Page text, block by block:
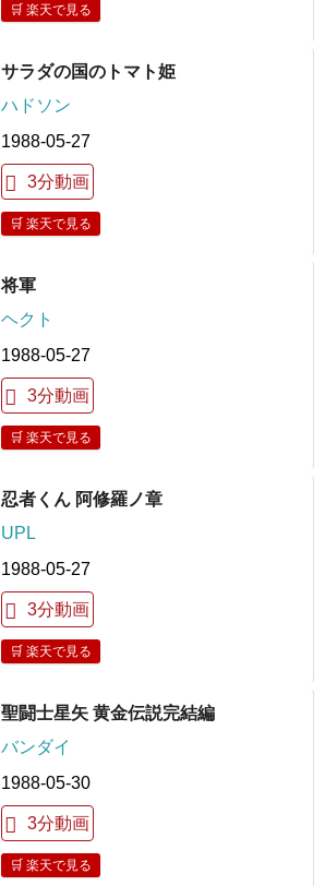
🛒 楽天で見る
サラダの国のトマト姫
ハドソン
1988-05-27
3分動画
🛒 楽天で見る
将軍
ヘクト
1988-05-27
3分動画
🛒 楽天で見る
忍者くん 阿修羅ノ章
UPL
1988-05-27
3分動画
🛒 楽天で見る
聖闘士星矢 黄金伝説完結編
バンダイ
1988-05-30
3分動画
🛒 楽天で見る